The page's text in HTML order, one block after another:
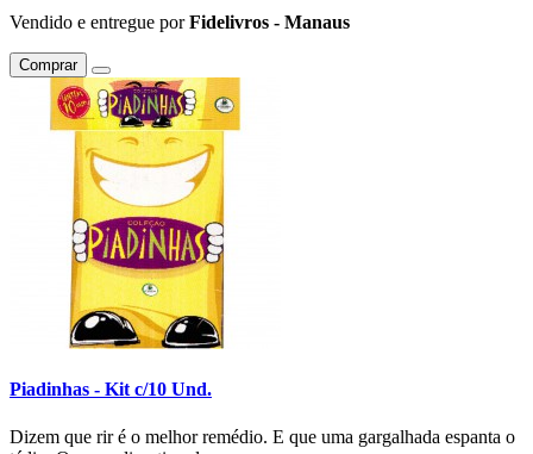
Vendido e entregue porFidelivros - Manaus
Comprar
Piadinhas - Kit c/10 Und.
Dizem que rir é o melhor remédio. E que uma gargalhada espanta o